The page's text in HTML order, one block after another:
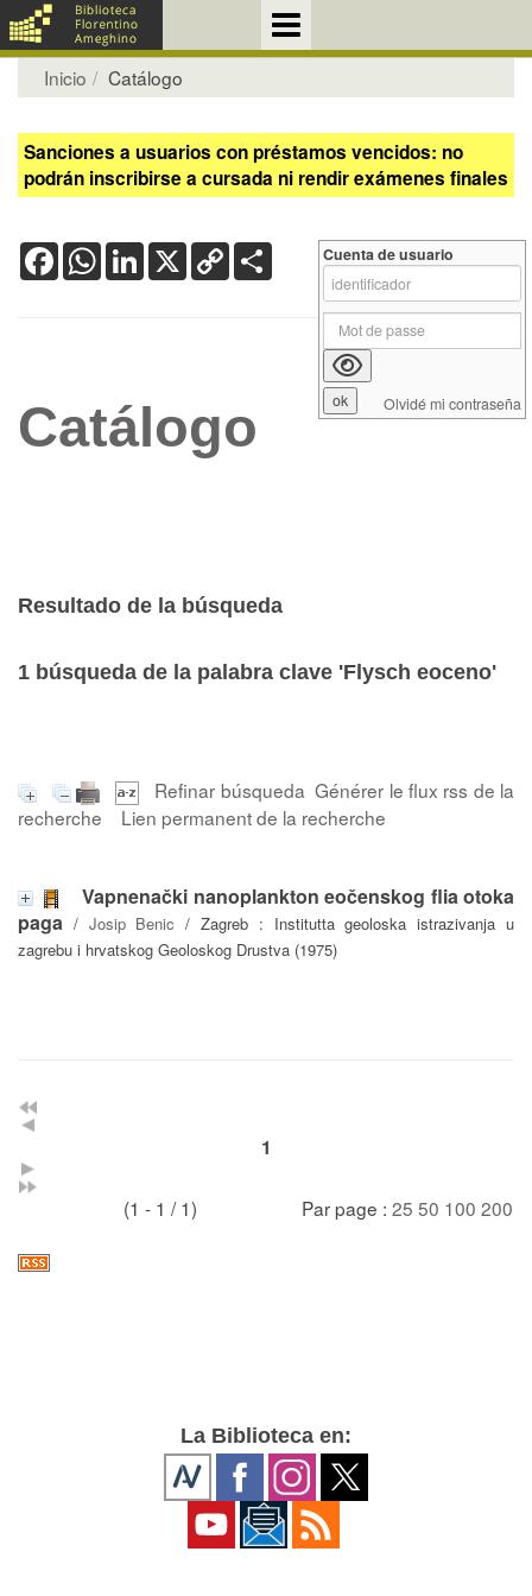
Inicio Catálogo
Sanciones a usuarios con préstamos vencidos: no
podrán inscribirse a cursada ni rendir exámenes finales
FacebookWhatsApp
LinkedIn
X Copy
Link
Catálogo
Resultado de la búsqueda
1 búsqueda de la palabra clave 'Flysch eoceno'
Refinar búsqueda Générer le flux rss de la
recherche
Lien permanent de la recherche
Vapnenački nanoplankton eočenskog flia otoka
paga / Josip Benic / Zagreb : Institutta geoloska istrazivanja u
zagrebu i hrvatskog Geoloskog Drustva (1975)
1
(1 - 1 / 1) Par page : 25 50 100 200
Cuenta de usuario
Olvidé mi contraseña
La Biblioteca en: